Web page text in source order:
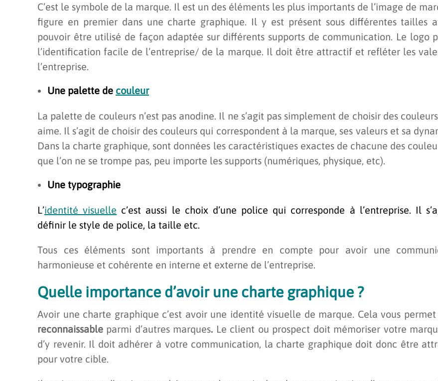
C’est le symbole de la marque. Il est un des éléments les plus importants de l’image de
figure en premier dans une charte graphique. Il y est présent sous différentes tailles
pouvoir être utilisé de façon adaptée sur différents supports de communication. Le logo
l’identification facile de l’entreprise/ de la marque. Il doit être attractif et refléter les
l’entreprise.
Une palette de couleur
La palette de couleurs n’est pas anodine. Il ne s’agit pas simplement de choisir des couleurs
aime. Il s’agit de choisir des couleurs qui correspondent à la marque, ses valeurs et sa
Dans la charte graphique, sont données les caractéristiques exactes de chacune des
que l’on ne se trompe pas, peu importe les supports (numériques, physique, etc).
Une typographie
L’identité visuelle c’est aussi le choix d’une police qui corresponde à l’entreprise. Il
définir le style de police, la taille etc.
Tous ces éléments sont importants à prendre en compte pour avoir une
harmonieuse et cohérente en interne et externe de l’entreprise.
Quelle importance d’avoir une charte graphique ?
Avoir une charte graphique c’est avoir une identité visuelle de marque. Cela vous permet
reconnaissable parmi d’autres marques. Le client ou prospect doit mémoriser votre
d’y revenir. Il doit adhérer à votre communication, la charte graphique doit donc être
pour votre cible.